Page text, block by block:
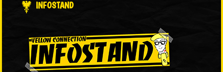
INFOSTAND